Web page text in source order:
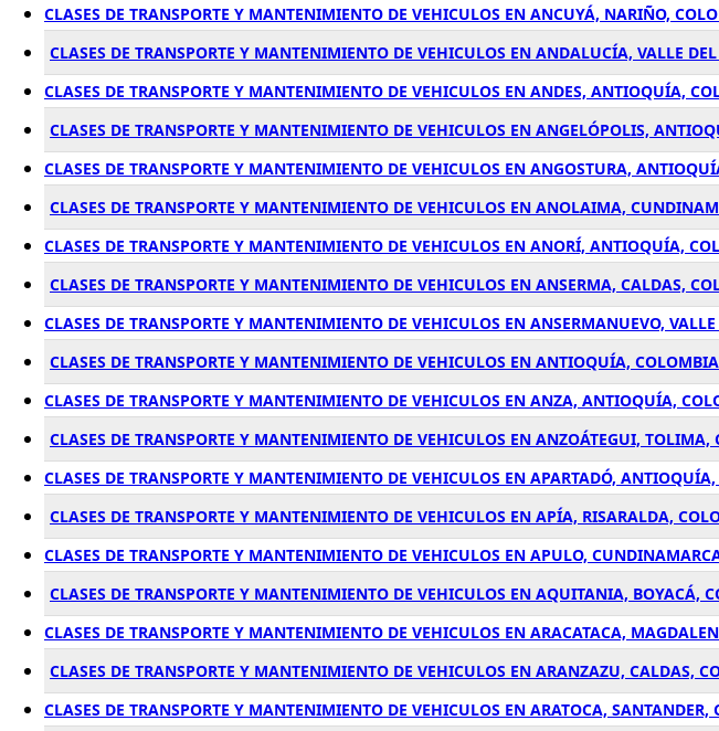
CLASES DE TRANSPORTE Y MANTENIMIENTO DE VEHICULOS EN ANCUYÁ, NARIÑO,
CLASES DE TRANSPORTE Y MANTENIMIENTO DE VEHICULOS EN ANDALUCÍA, VALLE
CLASES DE TRANSPORTE Y MANTENIMIENTO DE VEHICULOS EN ANDES, ANTIOQUÍA,
CLASES DE TRANSPORTE Y MANTENIMIENTO DE VEHICULOS EN ANGELÓPOLIS,
CLASES DE TRANSPORTE Y MANTENIMIENTO DE VEHICULOS EN ANGOSTURA,
CLASES DE TRANSPORTE Y MANTENIMIENTO DE VEHICULOS EN ANOLAIMA,
CLASES DE TRANSPORTE Y MANTENIMIENTO DE VEHICULOS EN ANORÍ, ANTIOQUÍA,
CLASES DE TRANSPORTE Y MANTENIMIENTO DE VEHICULOS EN ANSERMA, CALDAS,
CLASES DE TRANSPORTE Y MANTENIMIENTO DE VEHICULOS EN ANSERMANUEVO,
CLASES DE TRANSPORTE Y MANTENIMIENTO DE VEHICULOS EN ANTIOQUÍA, COLOMBIA
CLASES DE TRANSPORTE Y MANTENIMIENTO DE VEHICULOS EN ANZA, ANTIOQUÍA,
CLASES DE TRANSPORTE Y MANTENIMIENTO DE VEHICULOS EN ANZOÁTEGUI, TOLIMA,
CLASES DE TRANSPORTE Y MANTENIMIENTO DE VEHICULOS EN APARTADÓ,
CLASES DE TRANSPORTE Y MANTENIMIENTO DE VEHICULOS EN APÍA, RISARALDA,
CLASES DE TRANSPORTE Y MANTENIMIENTO DE VEHICULOS EN APULO,
CLASES DE TRANSPORTE Y MANTENIMIENTO DE VEHICULOS EN AQUITANIA, BOYACÁ,
CLASES DE TRANSPORTE Y MANTENIMIENTO DE VEHICULOS EN ARACATACA,
CLASES DE TRANSPORTE Y MANTENIMIENTO DE VEHICULOS EN ARANZAZU, CALDAS,
CLASES DE TRANSPORTE Y MANTENIMIENTO DE VEHICULOS EN ARATOCA, SANTANDER,